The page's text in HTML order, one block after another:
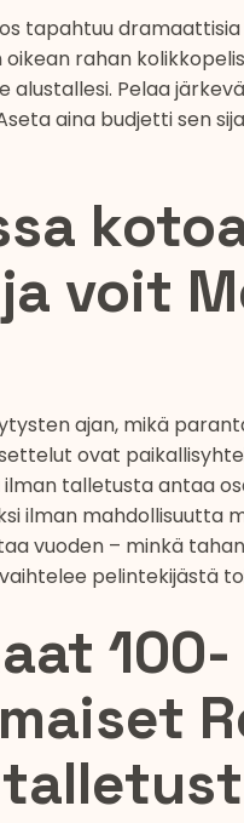
tapahtuu
rahan
Pelaa
aina budjetti sen
voit
ajan, mikä
ovat
talletusta antaa
ilman mahdollisuutta
vuoden – minkä
pelintekijästä
100-